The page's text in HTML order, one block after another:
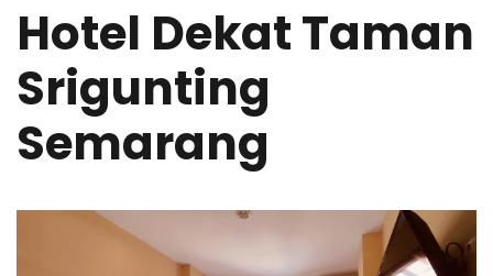
Hotel Dekat Taman
Srigunting
Semarang